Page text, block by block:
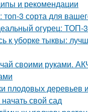
и рекомендации
3 сорта для
огурец: ТОП-
к уборке тыквы:
своими руками.
плодовых деревьев
начать свой сад